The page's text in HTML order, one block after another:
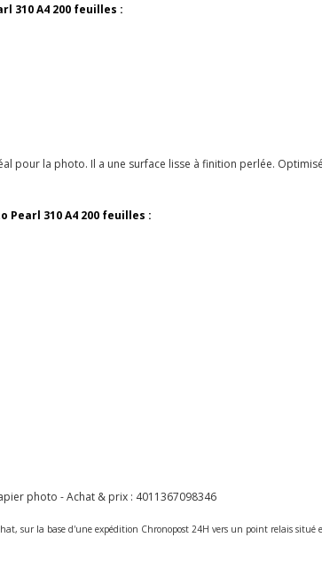
310 A4 200 feuilles :
pour la photo. Il a une surface lisse à finition perlée.
310 A4 200 feuilles :
photo - Achat & prix : 4011367098346
sur la base d'une expédition Chronopost 24H vers un point relais